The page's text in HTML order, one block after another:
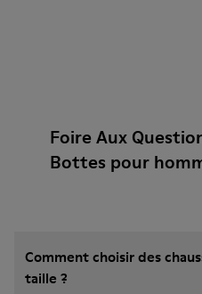
Foire Aux
Bottes pour
Comment choisir des
taille ?